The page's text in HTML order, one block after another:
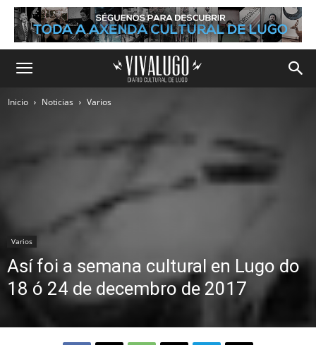
Inicio Noticias Varios
Varios
Así foi a semana cultural en Lugo do
18 ó 24 de decembro de 2017